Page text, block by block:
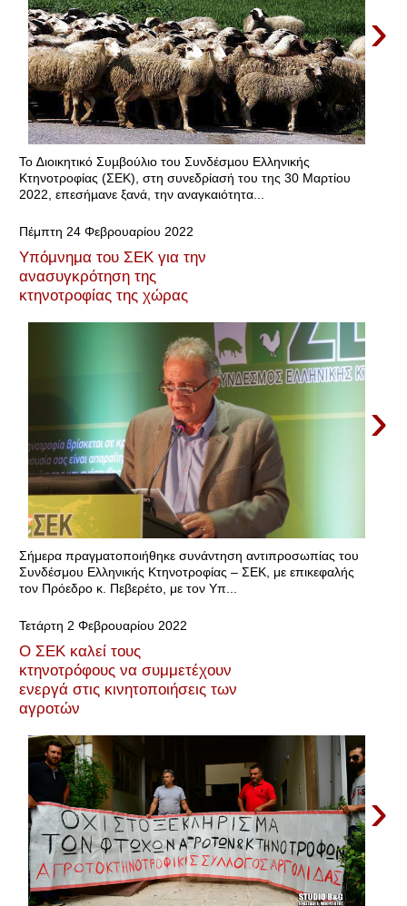
›
Το ∆ιοικητικό Συµβούλιο του Συνδέσµου Ελληνικής
Κτηνοτροφίας (ΣΕΚ), στη συνεδρίασή του της 30 Μαρτίου
2022, επεσήµανε ξανά, την αναγκαιότητα...
Πέμπτη 24 Φεβρουαρίου 2022
Υπόμνημα του ΣΕΚ για την
ανασυγκρότηση της
κτηνοτροφίας της χώρας
›
Σήμερα πραγματοποιήθηκε συνάντηση αντιπροσωπίας του
Συνδέσμου Ελληνικής Κτηνοτροφίας – ΣΕΚ, με επικεφαλής
τον Πρόεδρο κ. Πεβερέτο, με τον Υπ...
Τετάρτη 2 Φεβρουαρίου 2022
Ο ΣΕΚ καλεί τους
κτηνοτρόφους να συμμετέχουν
ενεργά στις κινητοποιήσεις των
αγροτών
›